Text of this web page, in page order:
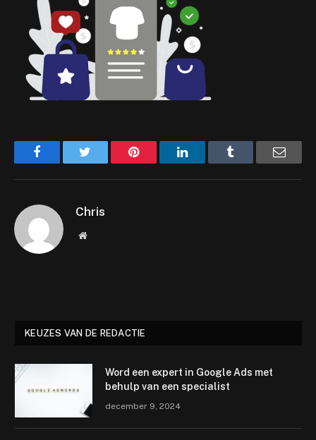
Facebook Pinterest LinkedIn Email
Chris
Website
KEUZES VAN DE REDACTIE
Word een expert in Google Ads met
behulp van een specialist
december 9, 2024